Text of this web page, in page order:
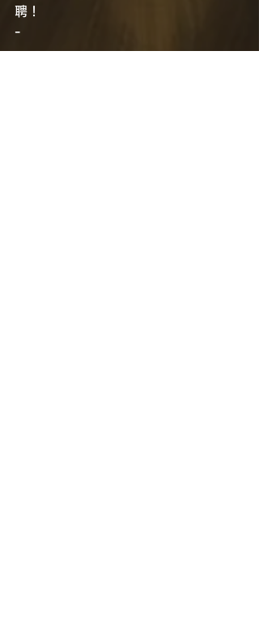
聘！
-
—————————————————